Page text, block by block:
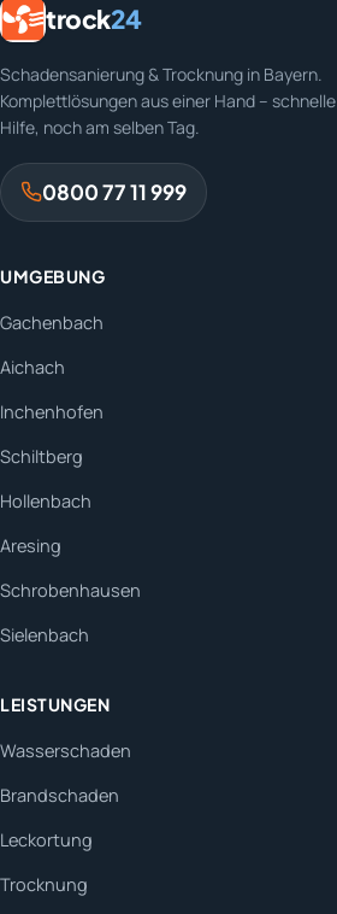
trock24
Schadensanierung & Trocknung in Bayern.
Komplettlösungen aus einer Hand – schnelle
Hilfe, noch am selben Tag.
0800 77 11 999
UMGEBUNG
Gachenbach
Aichach
Inchenhofen
Schiltberg
Hollenbach
Aresing
Schrobenhausen
Sielenbach
LEISTUNGEN
Wasserschaden
Brandschaden
Leckortung
Trocknung